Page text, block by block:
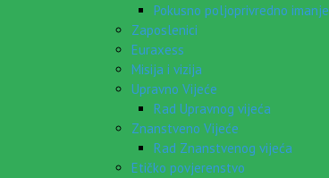
Pokusno poljoprivredno imanje
Zaposlenici
Euraxess
Misija i vizija
Upravno Vijeće
Rad Upravnog vijeća
Znanstveno Vijeće
Rad Znanstvenog vijeća
Etičko povjerenstvo